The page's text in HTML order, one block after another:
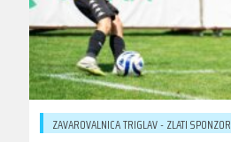
ZAVAROVALNICA TRIGLAV - ZLATI SPONZOR